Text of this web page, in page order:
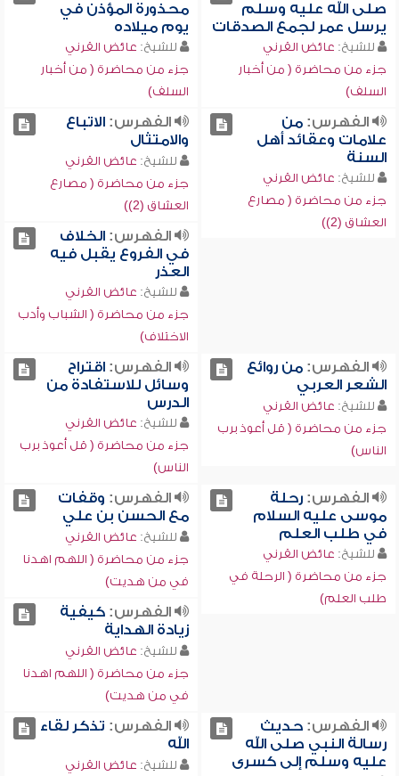
صلى الله عليه وسلم
يرسل عمر لجمع الصدقات
للشيخ: عائض القرني
جزء من محاضرة ( من أخبار
السلف)
محذورة المؤذن في
يوم ميلاده
للشيخ: عائض القرني
جزء من محاضرة ( من أخبار
السلف)
الفهرس:من
علامات وعقائد أهل
السنة
للشيخ: عائض القرني
جزء من محاضرة ( مصارع
العشاق (2))
الفهرس:الاتباع
والامتثال
للشيخ: عائض القرني
جزء من محاضرة ( مصارع
العشاق (2))
الفهرس:الخلاف
في الفروع يقبل فيه
العذر
للشيخ: عائض القرني
جزء من محاضرة ( الشباب وأدب
الاختلاف)
الفهرس:من روائع
الشعر العربي
للشيخ: عائض القرني
جزء من محاضرة ( قل أعوذ برب
الناس)
الفهرس:اقتراح
وسائل للاستفادة من
الدرس
للشيخ: عائض القرني
جزء من محاضرة ( قل أعوذ برب
الناس)
الفهرس:رحلة
موسى عليه السلام
في طلب العلم
للشيخ: عائض القرني
جزء من محاضرة ( الرحلة في
طلب العلم)
الفهرس: وقفات
مع الحسن بن علي
للشيخ: عائض القرني
جزء من محاضرة ( اللهم اهدنا
في من هديت)
الفهرس:كيفية
زيادة الهداية
للشيخ: عائض القرني
جزء من محاضرة ( اللهم اهدنا
في من هديت)
الفهرس:حديث
رسالة النبي صلى الله
عليه وسلم إلى كسرى
الفهرس: تذكر لقاء
الله
للشيخ: عائض القرني